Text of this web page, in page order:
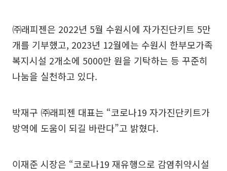
㈜래피젠은 2022년 5월 수원시에 자가진단키트 5만
개를 기부했고, 2023년 12월에는 수원시 한부모가족
복지시설 2개소에 5000만 원을 기탁하는 등 꾸준히
나눔을 실천하고 있다.
박재구 ㈜래피젠 대표는 “코로나19 자가진단키트가
방역에 도움이 되길 바란다”고 밝혔다.
이재준 시장은 “코로나19 재유행으로 감염취약시설